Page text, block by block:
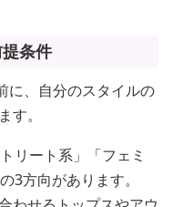
条件
に、自分のスタイルの
す。
リート系」「フェミ
3方向があります。